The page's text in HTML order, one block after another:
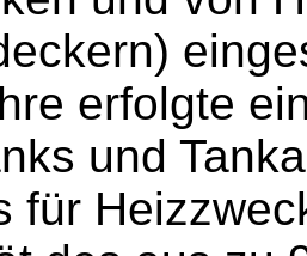
erfolgte
und
für